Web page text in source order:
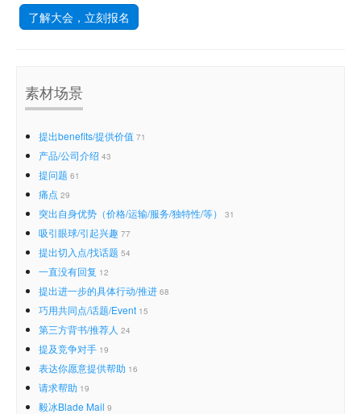
了解大会，立刻报名
素材场景
提出benefits/提供价值 71
产品/公司介绍 43
提问题 61
痛点 29
突出自身优势（价格/运输/服务/独特性/等） 31
吸引眼球/引起兴趣 77
提出切入点/找话题 54
一直没有回复 12
提出进一步的具体行动/推进 68
巧用共同点/话题/Event 15
第三方背书/推荐人 24
提及竞争对手 19
表达你愿意提供帮助 16
请求帮助 19
毅冰Blade Mail 9